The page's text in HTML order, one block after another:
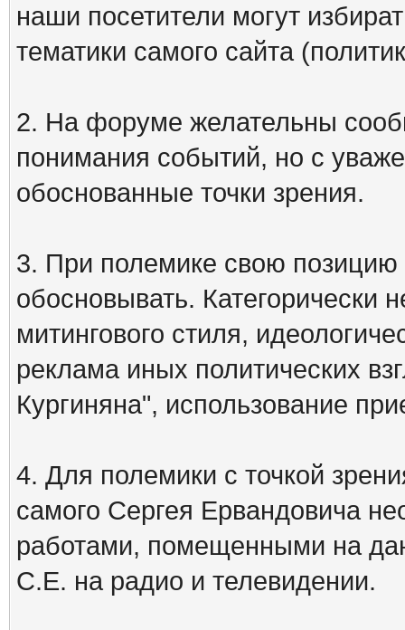
наши посетители могут
тематики самого сайта
2. На форуме желательны
понимания событий, но с
обоснованные точки зрения.
3. При полемике свою
обосновывать. Категорически
митингового стиля,
реклама иных политических
Кургиняна", использование
4. Для полемики с точкой
самого Сергея Ервандовича
работами, помещенными на
С.Е. на радио и телевидении.